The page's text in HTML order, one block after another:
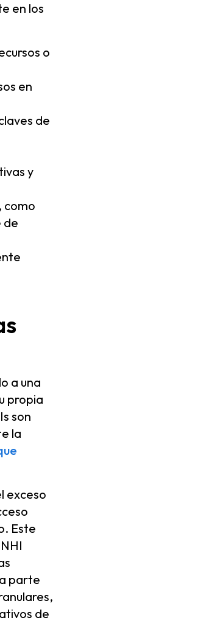
en los
o
en
de
y
como
de
a una
propia
son
la
exceso
Este
parte
de